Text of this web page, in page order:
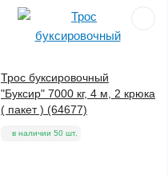
Трос буксировочный
"Буксир" 7000 кг, 4 м, 2 крюка
( пакет ) (64677)
в наличии 50 шт.